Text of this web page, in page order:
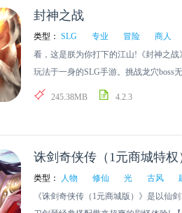
封神之战
类型： SLG 专业 冒险 商人
看，这是朕为你打下的江山!《封神之
玩法于一身的SLG手游。挑战龙穴boss
脉;黑市商人下一秒刷新惊喜!庞大系统
245.38MB 4.2.3
诛剑奇侠传（1元商城特权
类型： 人物 修仙 光 古风
《诛剑奇侠传（1元商城版）》是以仙